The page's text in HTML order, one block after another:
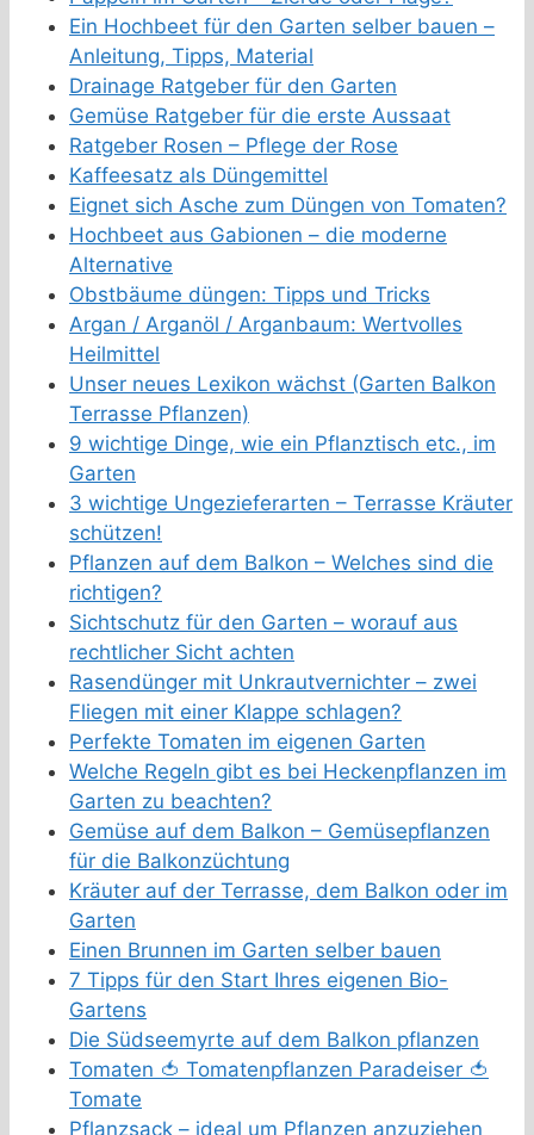
Ein Hochbeet für den Garten selber bauen –
Anleitung, Tipps, Material
Drainage Ratgeber für den Garten
Gemüse Ratgeber für die erste Aussaat
Ratgeber Rosen – Pflege der Rose
Kaffeesatz als Düngemittel
Eignet sich Asche zum Düngen von Tomaten?
Hochbeet aus Gabionen – die moderne
Alternative
Obstbäume düngen: Tipps und Tricks
Argan / Arganöl / Arganbaum: Wertvolles
Heilmittel
Unser neues Lexikon wächst (Garten Balkon
Terrasse Pflanzen)
9 wichtige Dinge, wie ein Pflanztisch etc., im
Garten
3 wichtige Ungezieferarten – Terrasse Kräuter
schützen!
Pflanzen auf dem Balkon – Welches sind die
richtigen?
Sichtschutz für den Garten – worauf aus
rechtlicher Sicht achten
Rasendünger mit Unkrautvernichter – zwei
Fliegen mit einer Klappe schlagen?
Perfekte Tomaten im eigenen Garten
Welche Regeln gibt es bei Heckenpflanzen im
Garten zu beachten?
Gemüse auf dem Balkon – Gemüsepflanzen
für die Balkonzüchtung
Kräuter auf der Terrasse, dem Balkon oder im
Garten
Einen Brunnen im Garten selber bauen
7 Tipps für den Start Ihres eigenen Bio-
Gartens
Die Südseemyrte auf dem Balkon pflanzen
Tomaten 🍅 Tomatenpflanzen Paradeiser 🍅
Tomate
Pflanzsack – ideal um Pflanzen anzuziehen